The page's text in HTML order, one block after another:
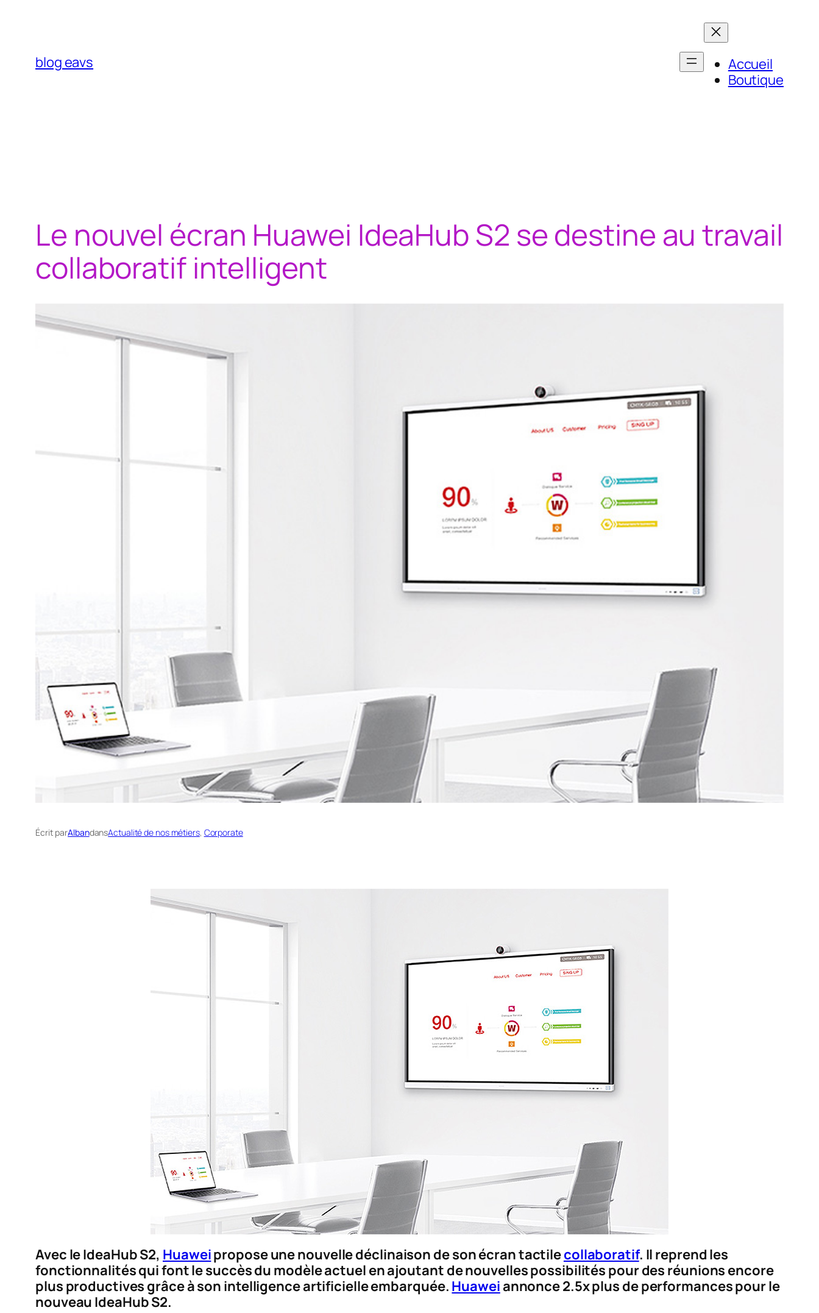
blog eavs
Accueil
Boutique
Le nouvel écran Huawei IdeaHub S2 se destine au travail
collaboratif intelligent
Écrit parAlbandansActualité de nos métiers, Corporate
Avec le IdeaHub S2, Huaweipropose une nouvelle déclinaison de son écran tactilecollaboratif. Il reprend les
fonctionnalités qui font le succès du modèle actuel en ajoutant de nouvelles possibilités pour des réunions encore
plus productives grâce à son intelligence artificielle embarquée. Huaweiannonce 2.5x plus de performances pour le
nouveau IdeaHub S2.